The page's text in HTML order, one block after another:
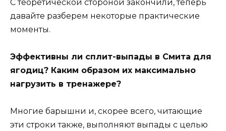
С теоретической стороной закончили, теперь
давайте разберем некоторые практические
моменты.
Эффективны ли сплит-выпады в Смита для
ягодиц? Каким образом их максимально
нагрузить в тренажере?
Многие барышни и, скорее всего, читающие
эти строки также, выполняют выпады с целью